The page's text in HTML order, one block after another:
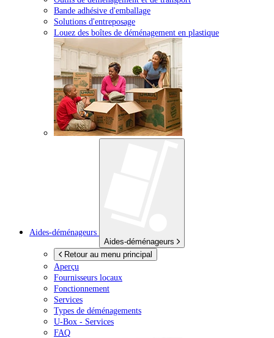
Bande adhésive d'emballage
Solutions d'entreposage
Louez des boîtes de déménagement en plastique
Aides-déménageurs
Aides-déménageurs
Retour au menu principal
Aperçu
Fournisseurs locaux
Fonctionnement
Services
Types de déménagements
U-Box - Services
FAQ